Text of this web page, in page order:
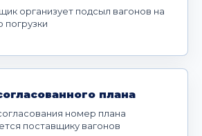
организует подсыл вагонов на
погрузки
плана
номер плана
поставщику вагонов